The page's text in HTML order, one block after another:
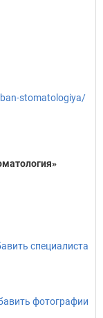
stomatologiya/
специалиста
фотографии